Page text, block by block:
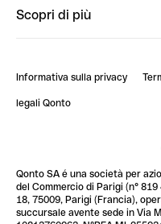
PowerUp
StrongHer Mentorship |
Scopri di più
Blog
Glossario finanziario
Informativa sulla privacy
legali Qonto
Qonto SA é una società per
del Commercio di Parigi (n°
18, 75009, Parigi (Francia),
succursale avente sede in Via